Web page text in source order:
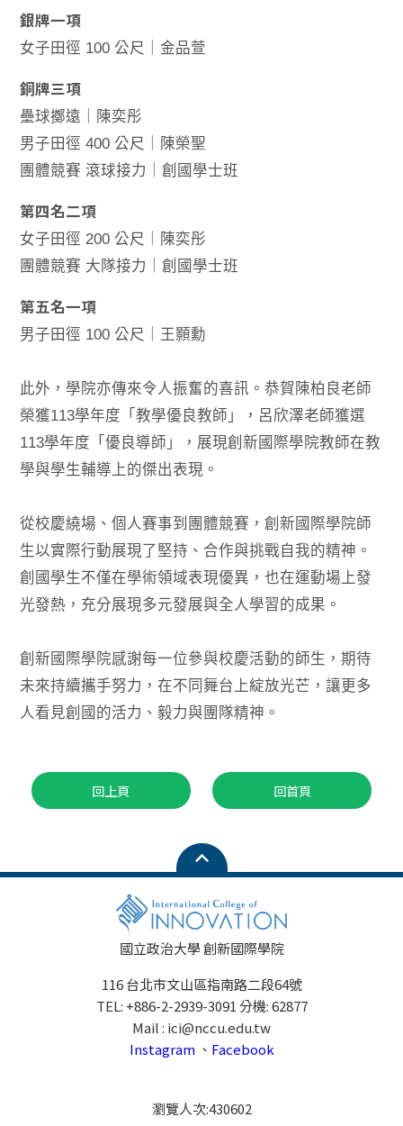
銀牌一項
女子田徑 100 公尺｜金品萱
銅牌三項
壘球擲遠｜陳奕彤
男子田徑 400 公尺｜陳榮聖
團體競賽 滾球接力｜創國學士班
第四名二項
女子田徑 200 公尺｜陳奕彤
團體競賽 大隊接力｜創國學士班
第五名一項
男子田徑 100 公尺｜王顥勳
此外，學院亦傳來令人振奮的喜訊。恭賀陳柏良老師
榮獲113學年度「教學優良教師」，呂欣澤老師獲選
113學年度「優良導師」，展現創新國際學院教師在教
學與學生輔導上的傑出表現。
從校慶繞場、個人賽事到團體競賽，創新國際學院師
生以實際行動展現了堅持、合作與挑戰自我的精神。
創國學生不僅在學術領域表現優異，也在運動場上發
光發熱，充分展現多元發展與全人學習的成果。
創新國際學院感謝每一位參與校慶活動的師生，期待
未來持續攜手努力，在不同舞台上綻放光芒，讓更多
人看見創國的活力、毅力與團隊精神。
回上頁 回首頁
國立政治大學 創新國際學院
116 台北市文山區指南路二段64號
TEL: +886-2-2939-3091 分機: 62877
Mail : ici@nccu.edu.tw
Instagram、 Facebook
瀏覽人次:430602